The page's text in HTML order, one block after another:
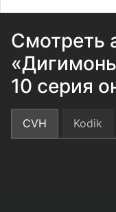
Смотреть
10 серия
CVH Kodik